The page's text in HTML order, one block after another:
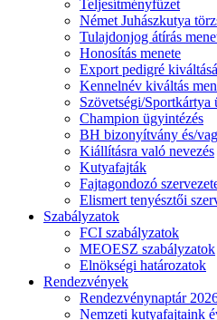
Teljesítményfűzet
Német Juhászkutya
Tulajdonjog átírás
Honosítás menete
Export pedigré
Kennelnév kiváltás
Szövetségi/Sportkártya
Champion ügyintézés
BH bizonyítvány és/
Kiállításra való nevezés
Kutyafajták
Fajtagondozó
Elismert tenyésztői
Szabályzatok
FCI szabályzatok
MEOESZ szabályzatok
Elnökségi határozatok
Rendezvények
Rendezvénynaptár
Nemzeti kutyafajtaink